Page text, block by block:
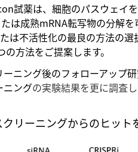
試薬は、細胞のパスウェイを
は成熟mRNA転写物の分解
は不活性化の最良の方法の選
方法をご提案します。
ニング後のフォローアップ
ニングの実験結果を更に調査し
リーニングからのヒット